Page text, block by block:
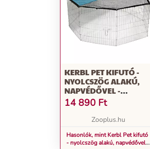
KERBL PET KIFUTÓ -
NYOLCSZÖG ALAKÚ,
NAPVÉDŐVEL -
NAPVÉDŐS KETREC,
NYLON ALAPPAL (8
ELEMES À H 57 X SZ 56
14 890 Ft
Zooplus.hu
Hasonlók, mint Kerbl Pet kifutó
- nyolcszög alakú, napvédővel -